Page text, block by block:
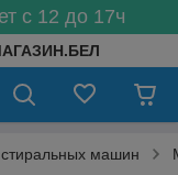
с 12 до 17ч
машин